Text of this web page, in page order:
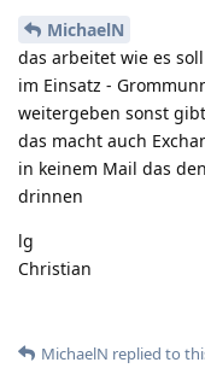
MichaelN
das arbeitet wie es
im Einsatz -
weitergeben sonst
das macht auch
in keinem Mail das
drinnen
lg
Christian
MichaelN replied to